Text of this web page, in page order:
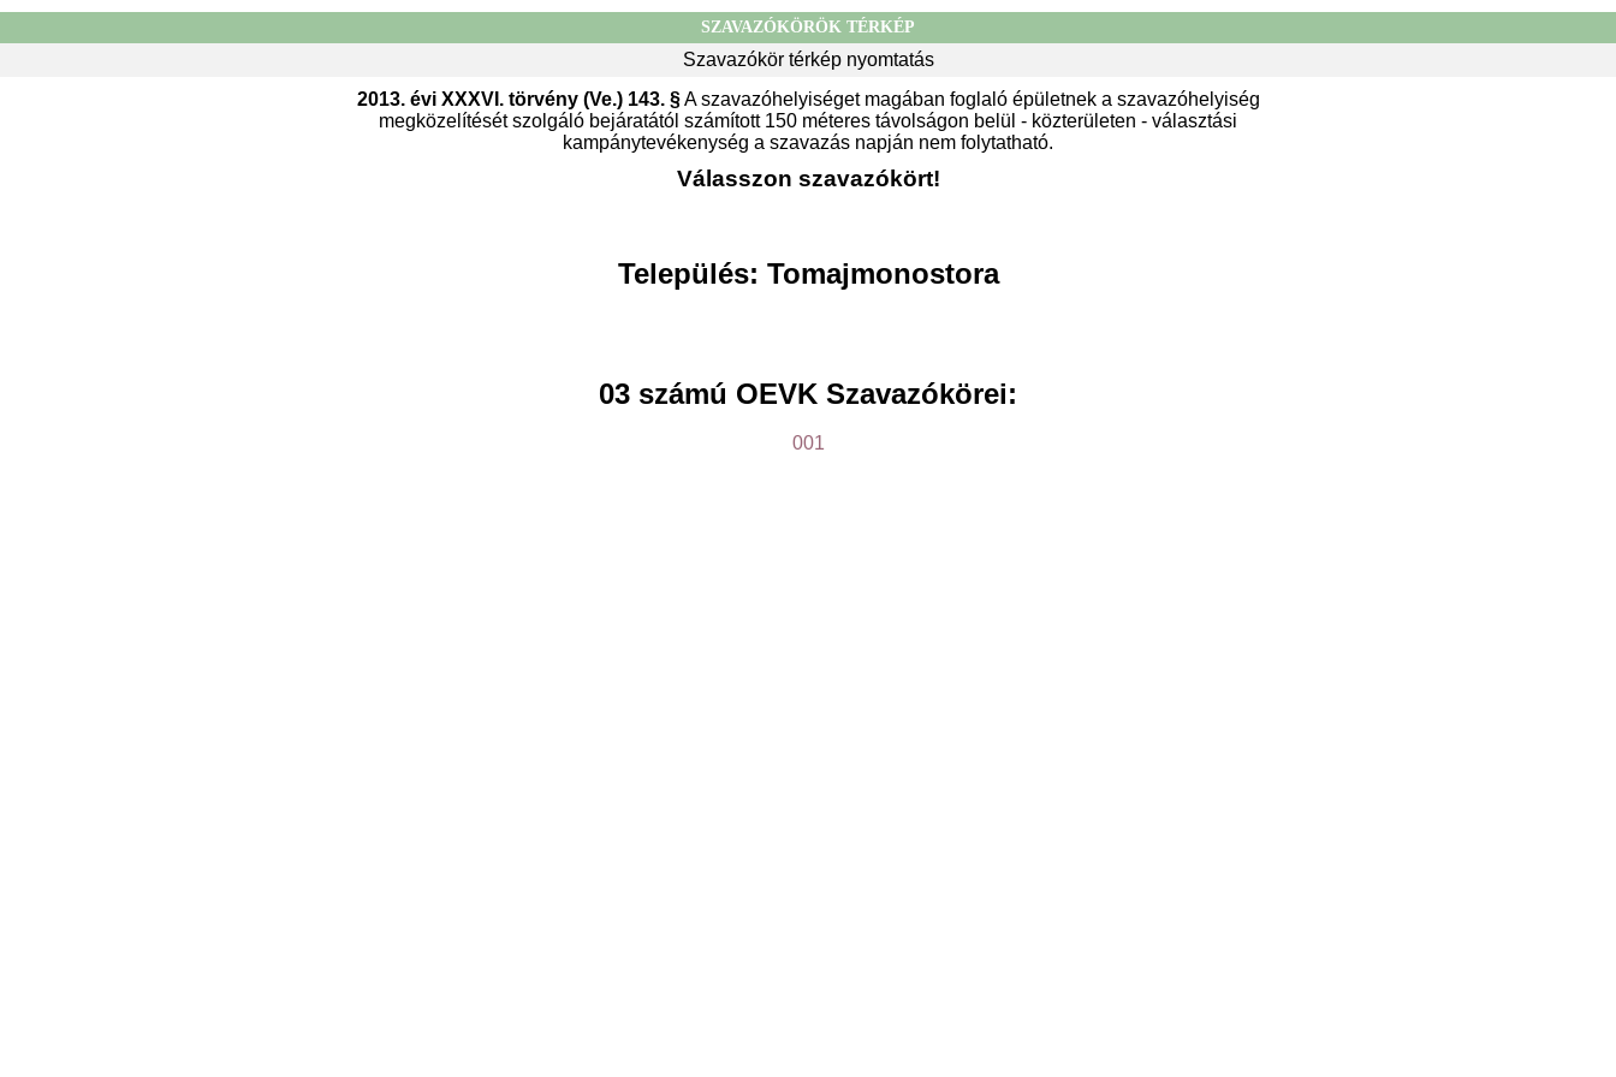
SZAVAZÓKÖRÖK TÉRKÉP
Szavazókör térkép nyomtatás
2013. évi XXXVI. törvény (Ve.) 143. §A szavazóhelyiséget magában foglaló épületnek a szavazóhelyiség
megközelítését szolgáló bejáratától számított 150 méteres távolságon belül - közterületen - választási
kampánytevékenység a szavazás napján nem folytatható.
Válasszon szavazókört!
Település: Tomajmonostora
03 számú OEVK Szavazókörei:
001